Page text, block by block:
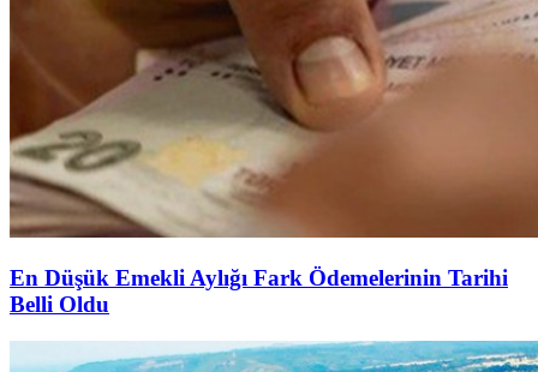
En Düşük Emekli Aylığı Fark Ödemelerinin Tarihi
Belli Oldu